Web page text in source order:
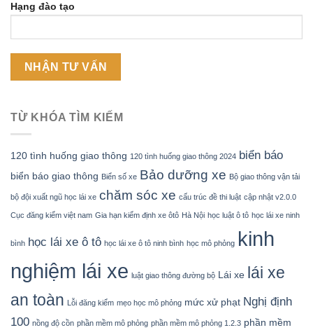
Hạng đào tạo
TỪ KHÓA TÌM KIẾM
120 tình huống giao thông 120 tình huống giao thông 2024 biển báo
biển báo giao thông Biển số xe Bảo dưỡng xe Bộ giao thông vận tải
bộ đội xuất ngũ học lái xe chăm sóc xe cấu trúc đề thi luật cập nhật v2.0.0
Cục đăng kiểm việt nam Gia hạn kiểm định xe ôtô Hà Nội học luật ô tô học lái xe ninh
bình học lái xe ô tô học lái xe ô tô ninh bình học mô phỏng kinh
nghiệm lái xe luật giao thông đường bộ Lái xe
lái xe
an toàn
Lỗi đăng kiểm mẹo học mô phỏng mức xử phạt Nghị định
100 nồng độ cồn phần mềm mô phỏng phần mềm mô phỏng 1.2.3 phần mềm